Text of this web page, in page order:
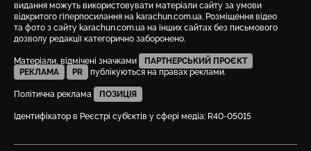
видання можуть використовувати матеріали сайту за умови
відкритого гіперпосилання на karachun.com.ua. Розміщення відео
та фото з сайту karachun.com.ua на інших сайтах без письмового
дозволу редакції категорично заборонено.
Матеріали, відмічені значками
ПАРТНЕРСЬКИЙ ПРОЄКТ
РЕКЛАМА
PR публікуються на правах реклами.
Політична реклама ПОЗИЦІЯ
Ідентифікатор в Реєстрі суб’єктів у сфері медіа: R40-05015